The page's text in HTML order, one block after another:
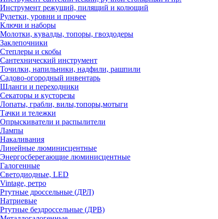
Инструмент режущий, пилящий и колющий
Рулетки, уровни и прочее
Ключи и наборы
Молотки, кувалды, топоры, гвоздодеры
Заклепочники
Степлеры и скобы
Сантехнический инструмент
Точилки, напильники, надфили, рашпили
Садово-огородный инвентарь
Шланги и переходники
Секаторы и кусторезы
Лопаты, грабли, вилы,топоры,мотыги
Тачки и тележки
Опрыскиватели и распылители
Лампы
Накаливания
Линейные люминисцентные
Энергосберегающие люминисцентные
Галогенные
Светодиодные, LED
Vintage, ретро
Ртутные дроссельные (ДРЛ)
Натриевые
Ртутные бездроссельные (ДРВ)